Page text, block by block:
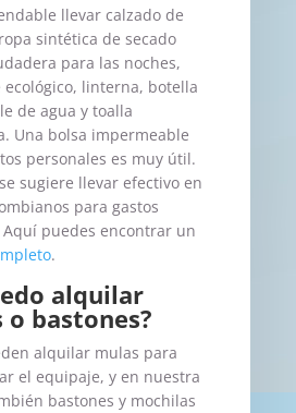
llevar calzado de
sintética de secado
para las noches,
ecológico, linterna, botella
de agua y toalla
Una bolsa impermeable
personales es muy útil.
sugiere llevar efectivo en
para gastos
Aquí puedes encontrar un
.
alquilar
o bastones?
alquilar mulas para
el equipaje, y en nuestra
bastones y mochilas